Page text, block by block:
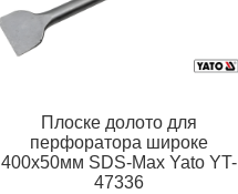
Плоске долото для
перфоратора широке
400х50мм SDS-Max Yato YT-
47336